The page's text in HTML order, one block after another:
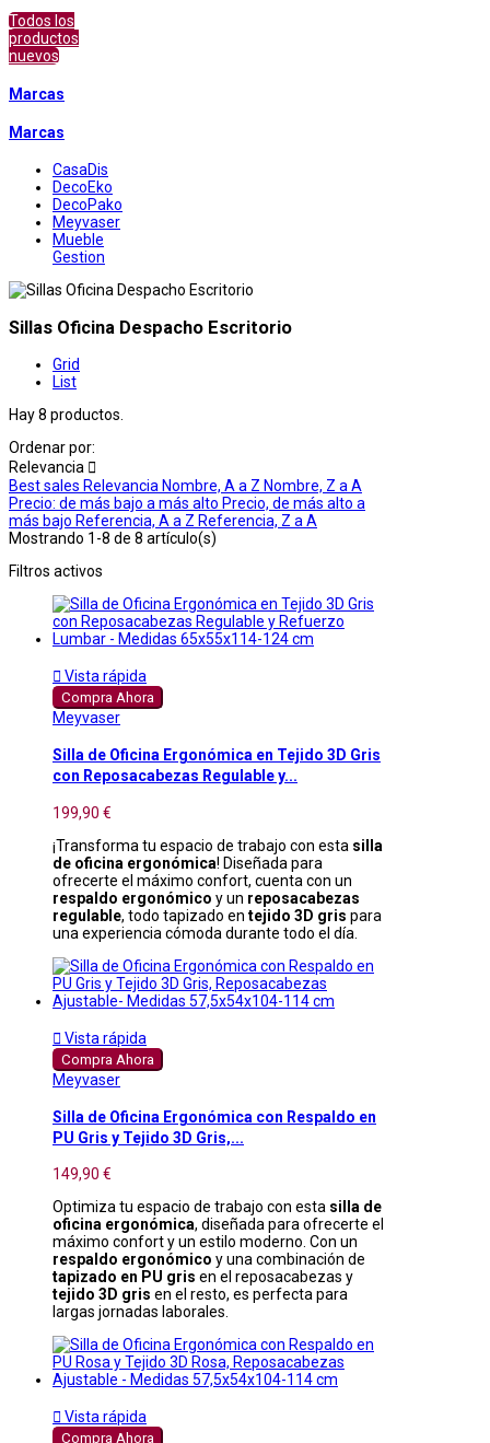
Todos los
productos
nuevos
Marcas
Marcas
CasaDis
DecoEko
DecoPako
Meyvaser
Mueble
Gestion
Sillas Oficina Despacho Escritorio
Grid
List
Hay 8 productos.
Ordenar por:
Relevancia 
Best sales Relevancia Nombre, A a Z Nombre, Z a A
Precio: de más bajo a más alto Precio, de más alto a
más bajo Referencia, A a Z Referencia, Z a A
Mostrando 1-8 de 8 artículo(s)
Filtros activos
 Vista rápida
Compra Ahora
Meyvaser
Silla de Oficina Ergonómica en Tejido 3D Gris
con Reposacabezas Regulable y...
199,90 €
¡Transforma tu espacio de trabajo con esta silla
de oficina ergonómica! Diseñada para
ofrecerte el máximo confort, cuenta con un
respaldo ergonómico y un reposacabezas
regulable, todo tapizado en tejido 3D gris para
una experiencia cómoda durante todo el día.
 Vista rápida
Compra Ahora
Meyvaser
Silla de Oficina Ergonómica con Respaldo en
PU Gris y Tejido 3D Gris,...
149,90 €
Optimiza tu espacio de trabajo con esta silla de
oficina ergonómica, diseñada para ofrecerte el
máximo confort y un estilo moderno. Con un
respaldo ergonómico y una combinación de
tapizado en PU gris en el reposacabezas y
tejido 3D gris en el resto, es perfecta para
largas jornadas laborales.
 Vista rápida
Compra Ahora